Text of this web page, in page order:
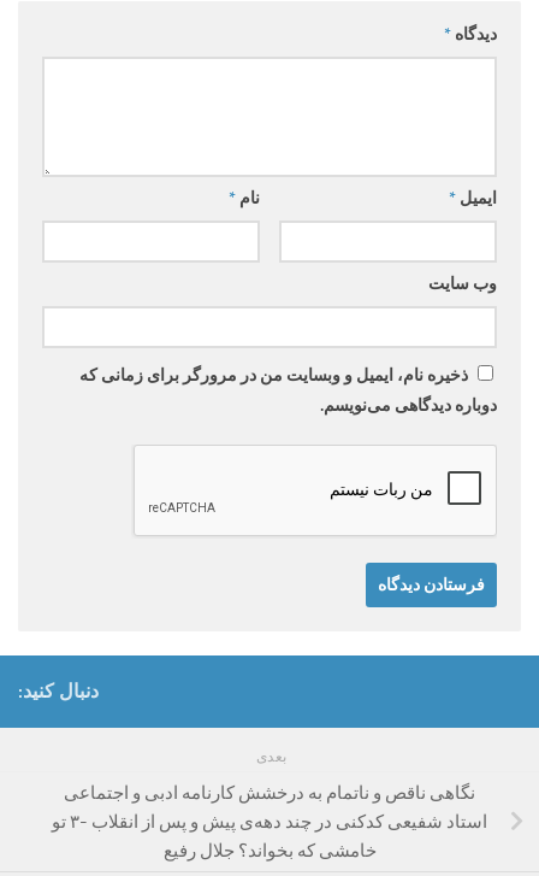
دیدگاه *
نام * ایمیل *
وب‌ سایت
ذخیره نام، ایمیل و وبسایت من در مرورگر برای زمانی که
دوباره دیدگاهی می‌نویسم.
دنبال کنید:
بعدی
نگاهی ناقص و ناتمام به درخشش کارنامه ادبی و اجتماعی
استاد شفیعی کدکنی در چند دهه‌ی پیش و پس از انقلاب -۳ تو
خامشى که بخواند؟ جلال رفیع